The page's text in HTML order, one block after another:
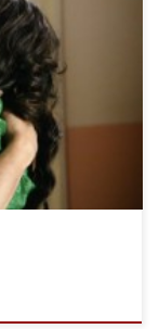
pasó nos sigue
pudimos
la ficción
conlleva: no
[…]